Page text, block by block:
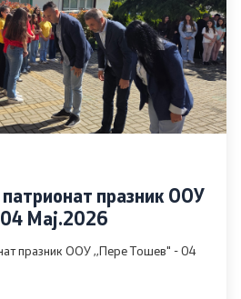
празник ООУ
Мај.2026
празник ООУ ,,Пере Тошев" - 04